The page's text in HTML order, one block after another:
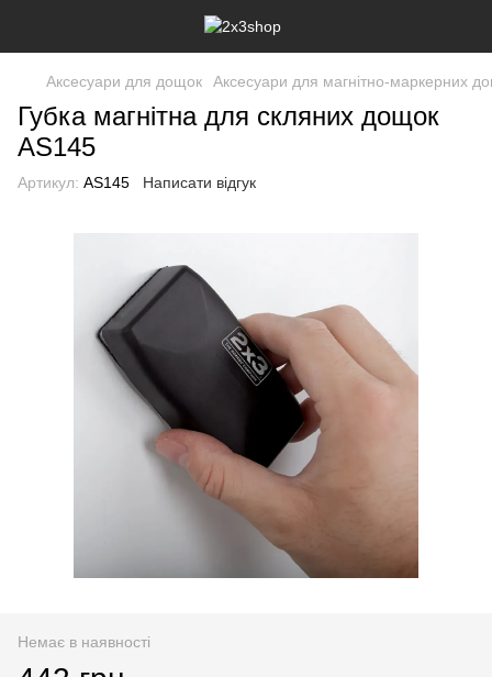
Аксесуари для дощок Аксесуари для магнітно-маркерних
Губка магнітна для скляних дощок
AS145
Артикул: AS145 Написати відгук
Немає в наявності